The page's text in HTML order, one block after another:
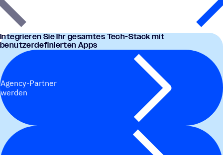
Inte­grie­ren Sie Ihr gesam­tes Tech-Stack mit
benutzerdefinierten Apps
Agency-Partner
werden